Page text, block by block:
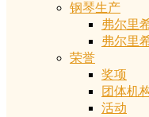
钢琴生产
弗尔里
弗尔里
荣誉
奖项
团体机
活动